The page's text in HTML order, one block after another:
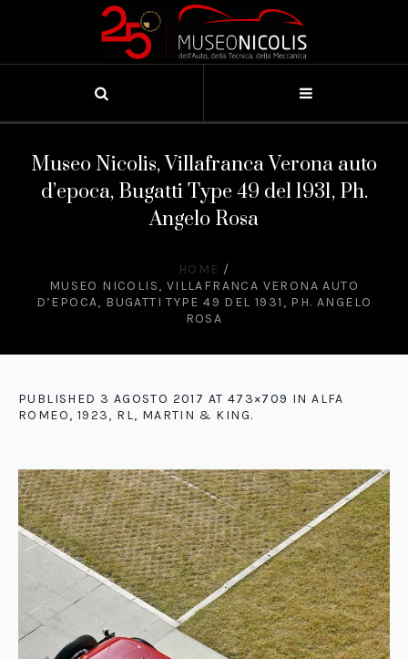
Museo Nicolis, Villafranca Verona auto
d’epoca, Bugatti Type 49 del 1931, Ph.
Angelo Rosa
HOME /
MUSEO NICOLIS, VILLAFRANCA VERONA AUTO
D’EPOCA, BUGATTI TYPE 49 DEL 1931, PH. ANGELO
ROSA
PUBLISHED 3 AGOSTO 2017 AT 473×709 INALFA
ROMEO, 1923, RL, MARTIN & KING.